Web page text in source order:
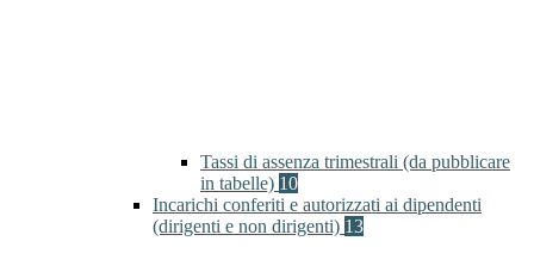
Tassi di assenza trimestrali (da pubblicare
in tabelle) 10
Incarichi conferiti e autorizzati ai dipendenti
(dirigenti e non dirigenti) 13